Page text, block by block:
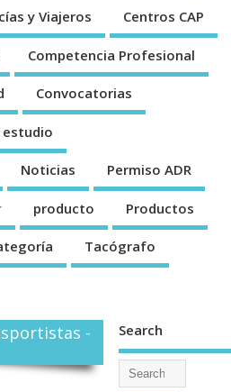
y Viajeros Centros CAP
Competencia Profesional
Convocatorias
Noticias Permiso ADR
producto Productos
Tacógrafo
-
Search